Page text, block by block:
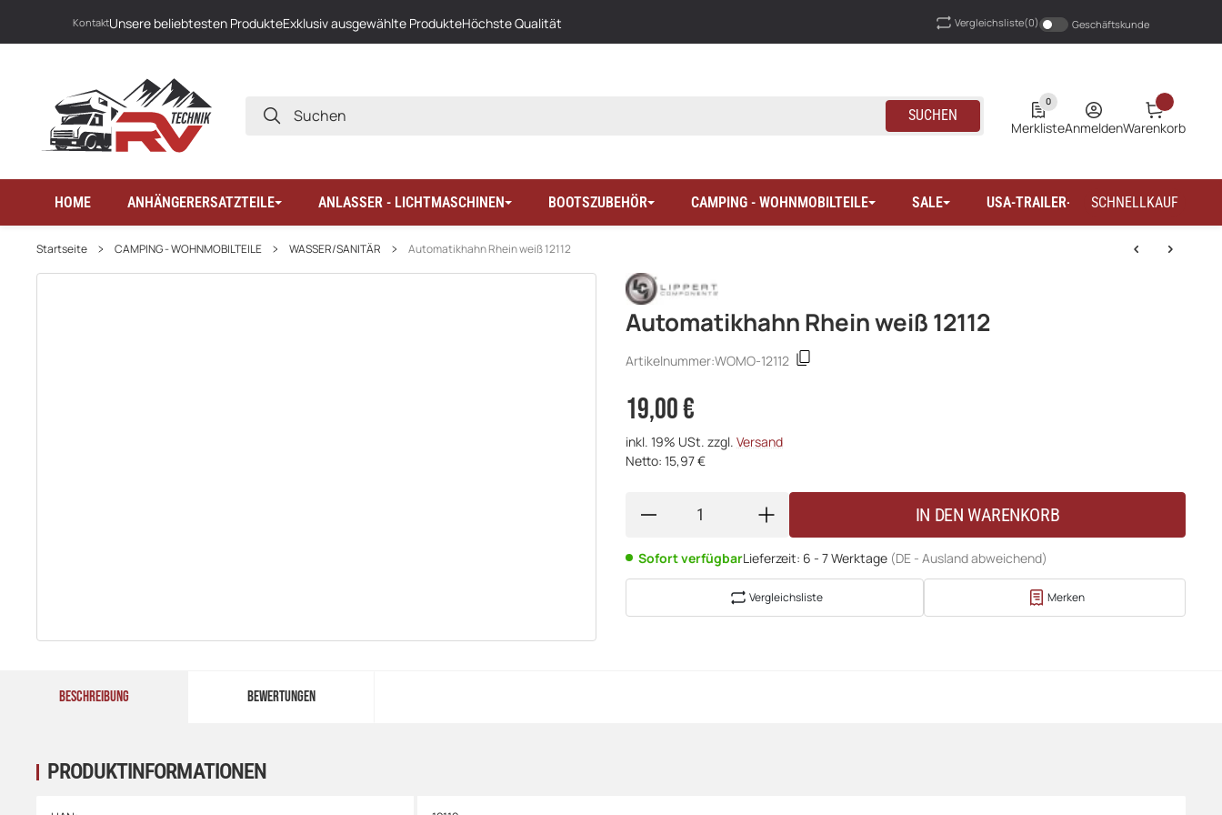
KontaktUnsere beliebtesten ProdukteExklusiv ausgewählte ProdukteHöchste Qualität Vergleichsliste(0) Geschäftskunde
0
MerklisteAnmeldenWarenkorb
SUCHEN SUCHEN
HOME ANHÄNGERERSATZTEILE ANLASSER - LICHTMASCHINEN BOOTSZUBEHÖR CAMPING - WOHNMOBILTEILE SALE USA-TRAILER-WOHNMOBILTEILE
SCHNELLKAUF
Startseite CAMPING - WOHNMOBILTEILE WASSER/SANITÄR Automatikhahn Rhein weiß 12112
Automatikhahn Rhein weiß 12112
Artikelnummer:WOMO-12112
19,00 €
inkl. 19% USt. zzgl. Versand
Netto: 15,97 €
IN DEN WARENKORB
Sofort verfügbarLieferzeit: 6 - 7 Werktage (DE - Ausland abweichend)
Vergleichsliste Merken
BESCHREIBUNG BEWERTUNGEN
PRODUKTINFORMATIONEN